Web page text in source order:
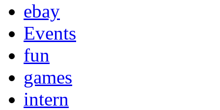
ebay
Events
fun
games
intern